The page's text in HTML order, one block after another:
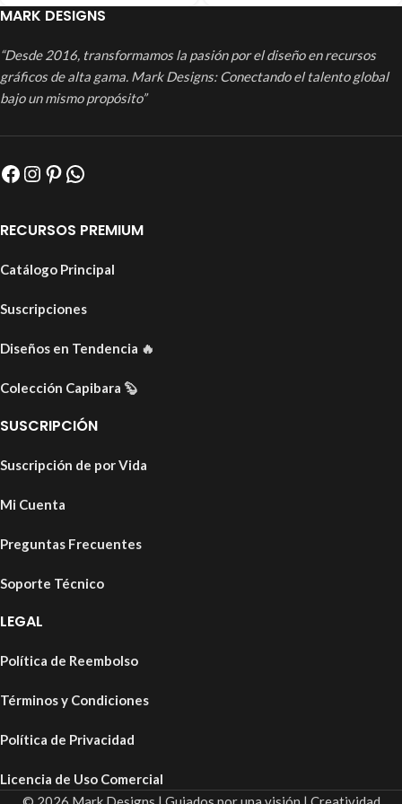
MARK DESIGNS
“Desde 2016, transformamos la pasión por el diseño en recursos
gráficos de alta gama. Mark Designs: Conectando el talento global
bajo un mismo propósito”
RECURSOS PREMIUM
Catálogo Principal
Suscripciones
Diseños en Tendencia 🔥
Colección Capibara 🦫
SUSCRIPCIÓN
Suscripción de por Vida
Mi Cuenta
Preguntas Frecuentes
Soporte Técnico
LEGAL
Política de Reembolso
Términos y Condiciones
Política de Privacidad
Licencia de Uso Comercial